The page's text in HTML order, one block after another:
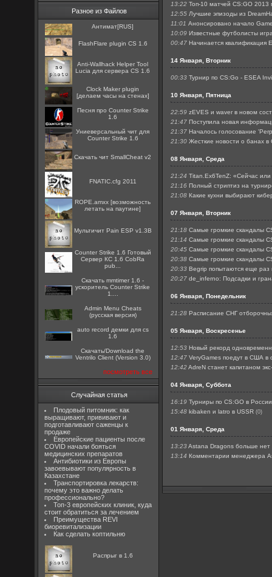
Разное из Файлов
Антимат[RUS]
FlashFlare plugin CS 1.6
Anti-Wallhack Helper Tool
Lucia для сервера CS 1.6
Clock Maker plugin
[делаем часы на стенах]
Песня про Counter Strike
1.6
Униеверсальный чит для
Counter Strike 1.6
Скачать чит SmallCheat v2
FNATIC.cfg 2011
ROPE.amxx [возможность
летать на паутине]
Мультичит Pain ESP v1.3B
Counter Strike 1.6 Готовый
Сервер КС 1.6 CobRa
pub...
Скачать mmtimer 1.6 -
ускоритель Counter Strike
1....
Admin Menu Cheats
(русская версия)
auto record демки для cs
1.6
Скачать/Download the
Ventrilo Client (Version 3.0)
посмотреть все
Случайная статья
Плодовый питомник: как
выращивают, прививают и
подготавливают саженцы к
продаже
Европейские пациенты после
COVID начали бояться
медицинских препаратов
Антибиотики из Европы
завоевывают популярность в
Казахстане
Транспортировка лекарств:
почему это важно делать
профессионально?
Топ-3 европейских клиник, куда
стоит обратиться за лечением
Преимущества REVI
биоревитализации
Как сделать коптильню
Распрыг в 1.6
13:22 Топ-10 матчей CS:GO 2013
12:55 Лучшие эпизоды из
11:01 Анонсировано начало
10:09 Известные футболисты
00:47 Начинается квалификация
14 Января, Вторник
00:33 Турнир по CS:Go - ESEA
10 Января, Пятница
22:59 zEVES и waver в новом
21:47 Поступила новая
21:37 Началось голосование
21:30 Жесткие новости о банах в
08 Января, Среда
21:24 Titan.Ex6TenZ: «Сейчас или
21:16 Полный стриптиз на
21:08 Какие кухни выбирают
07 Января, Вторник
21:18 Самые громкие скандалы
21:14 Самые громкие скандалы
20:45 Самые громкие скандалы
20:38 Самые громкие скандалы
20:33 Begrip попытаются еще раз
20:27 de_inferno: Подсадки и
06 Января, Понедельник
21:28 Расписание СНГ
05 Января, Воскресенье
12:53 Новый рекорд
12:47 VeryGames поедут в США в
12:42 AdreN станет капитаном
04 Января, Суббота
16:19 Турниры по CS:GO в России
15:48 kibaken и latro в USSR (0)
01 Января, Среда
13:23 Astana Dragons больше нет
13:14 Комментарии менеджера